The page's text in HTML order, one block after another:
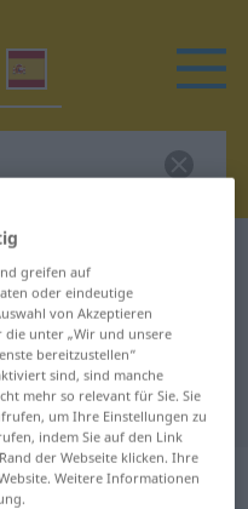
für
Übersetzung
Verb
greifen auf
oder eindeutige
von Akzeptieren
die unter „Wir und unsere
bereitzustellen“
sind, sind manche
mehr so relevant für Sie. Sie
um Ihre Einstellungen zu
indem Sie auf den Link
der Webseite klicken. Ihre
Weitere Informationen